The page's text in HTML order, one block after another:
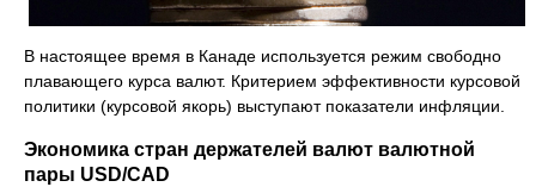
В настоящее время в Канаде используется режим свободно
плавающего курса валют. Критерием эффективности курсовой
политики (курсовой якорь) выступают показатели инфляции.
Экономика стран держателей валют валютной
пары USD/CAD